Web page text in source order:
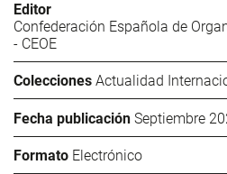
Editor
Confederación Española de
- CEOE
Colecciones Actualidad
Fecha publicación Septiembre
Formato Electrónico